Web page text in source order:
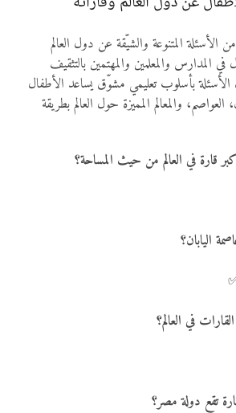
الأسئلة المتنوعة والشيّقة عن دول العالم
في المدارس والمعلمين والمهتمين بالتثقيف
الأسئلة بأسلوب تعليمي مشوّق يساعد الأطفال
والمعالم المميزة حول العالم بطريقة
قارة في العالم من حيث المساحة؟
اليابان؟
في العالم؟
تقع دولة مصر؟